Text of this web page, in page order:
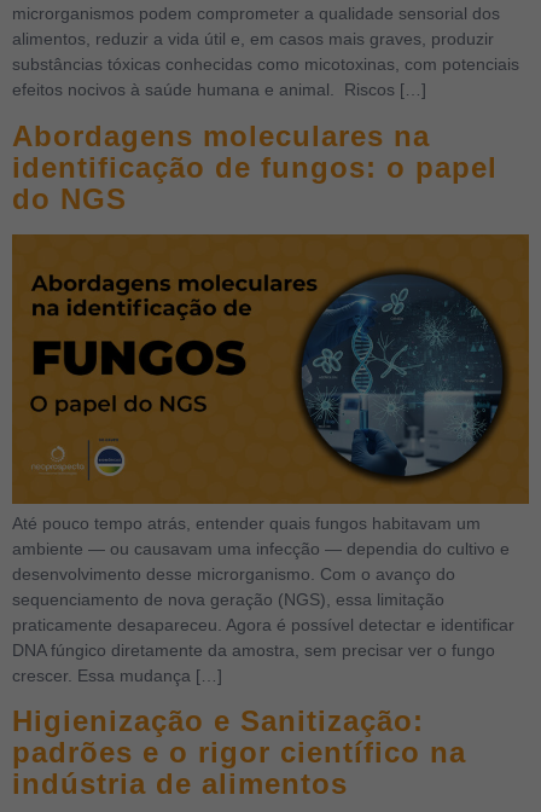
microrganismos podem comprometer a qualidade sensorial dos
alimentos, reduzir a vida útil e, em casos mais graves, produzir
substâncias tóxicas conhecidas como micotoxinas, com potenciais
efeitos nocivos à saúde humana e animal. Riscos […]
Abordagens moleculares na
identificação de fungos: o papel
do NGS
Até pouco tempo atrás, entender quais fungos habitavam um
ambiente — ou causavam uma infecção — dependia do cultivo e
desenvolvimento desse microrganismo. Com o avanço do
sequenciamento de nova geração (NGS), essa limitação
praticamente desapareceu. Agora é possível detectar e identificar
DNA fúngico diretamente da amostra, sem precisar ver o fungo
crescer. Essa mudança […]
Higienização e Sanitização:
padrões e o rigor científico na
indústria de alimentos